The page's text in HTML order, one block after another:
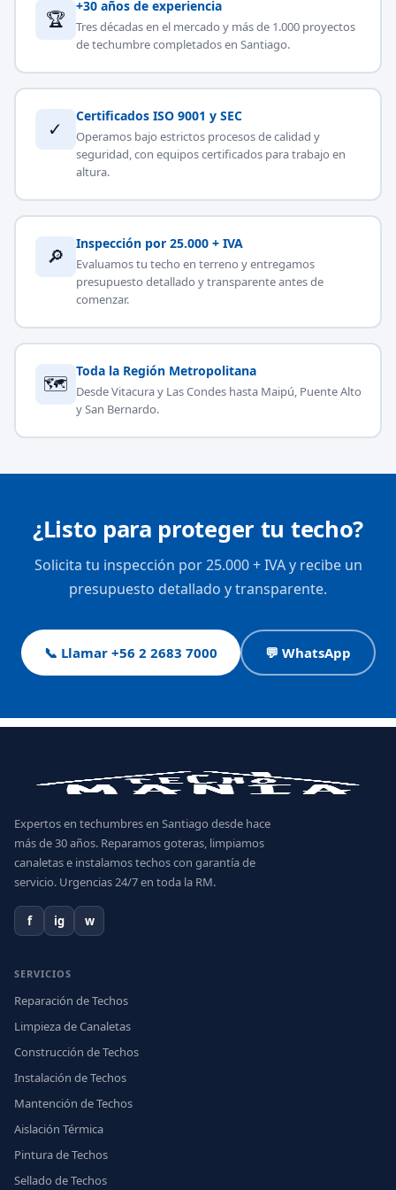
🏆
+30 años de experiencia
Tres décadas en el mercado y más de 1.000 proyectos
de techumbre completados en Santiago.
✓
Certificados ISO 9001 y SEC
Operamos bajo estrictos procesos de calidad y
seguridad, con equipos certificados para trabajo en
altura.
🔎
Inspección por 25.000 + IVA
Evaluamos tu techo en terreno y entregamos
presupuesto detallado y transparente antes de
comenzar.
🗺
Toda la Región Metropolitana
Desde Vitacura y Las Condes hasta Maipú, Puente Alto
y San Bernardo.
¿Listo para proteger tu techo?
Solicita tu inspección por 25.000 + IVA y recibe un
presupuesto detallado y transparente.
📞 Llamar +56 2 2683 7000 💬 WhatsApp
Expertos en techumbres en Santiago desde hace
más de 30 años. Reparamos goteras, limpiamos
canaletas e instalamos techos con garantía de
servicio. Urgencias 24/7 en toda la RM.
f ig w
SERVICIOS
Reparación de Techos
Limpieza de Canaletas
Construcción de Techos
Instalación de Techos
Mantención de Techos
Aislación Térmica
Pintura de Techos
Sellado de Techos